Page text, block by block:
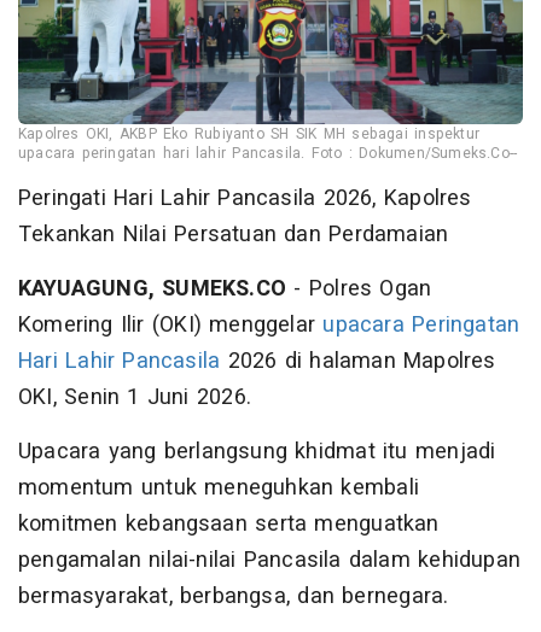
Kapolres OKI, AKBP Eko Rubiyanto SH SIK MH sebagai inspektur
upacara peringatan hari lahir Pancasila. Foto : Dokumen/Sumeks.Co--
Peringati Hari Lahir Pancasila 2026, Kapolres
Tekankan Nilai Persatuan dan Perdamaian
KAYUAGUNG, SUMEKS.CO - Polres Ogan
Komering Ilir (OKI) menggelar upacara Peringatan
Hari Lahir Pancasila 2026 di halaman Mapolres
OKI, Senin 1 Juni 2026.
Upacara yang berlangsung khidmat itu menjadi
momentum untuk meneguhkan kembali
komitmen kebangsaan serta menguatkan
pengamalan nilai-nilai Pancasila dalam kehidupan
bermasyarakat, berbangsa, dan bernegara.